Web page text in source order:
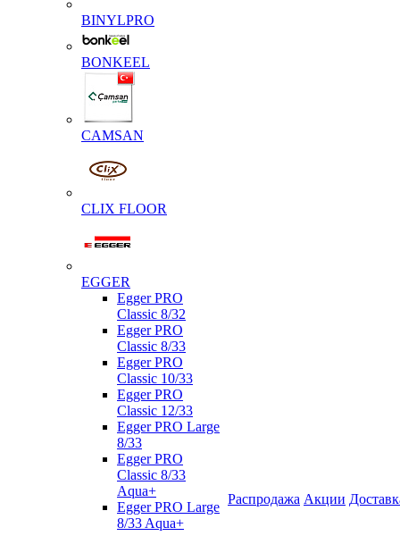
BINYLPRO
BONKEEL
CAMSAN
CLIX FLOOR
EGGER
Egger PRO
Classic 8/32
Egger PRO
Classic 8/33
Egger PRO
Classic 10/33
Egger PRO
Classic 12/33
Egger PRO Large
8/33
Egger PRO
Classic 8/33
Aqua+
Egger PRO Large
8/33 Aqua+
Распродажа Акции